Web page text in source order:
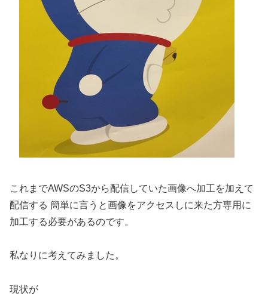
これまでAWSのS3から配信していた画像へ加工を加えて
配信する 簡単に言うと画像をアクセスしに来た方専用に
加工する必要があるのです。
私なりに考えてみました。
現状が